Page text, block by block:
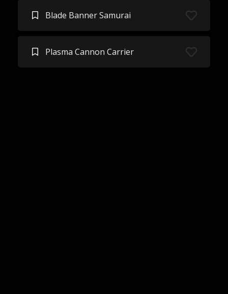
Blade Banner Samurai
Plasma Cannon Carrier